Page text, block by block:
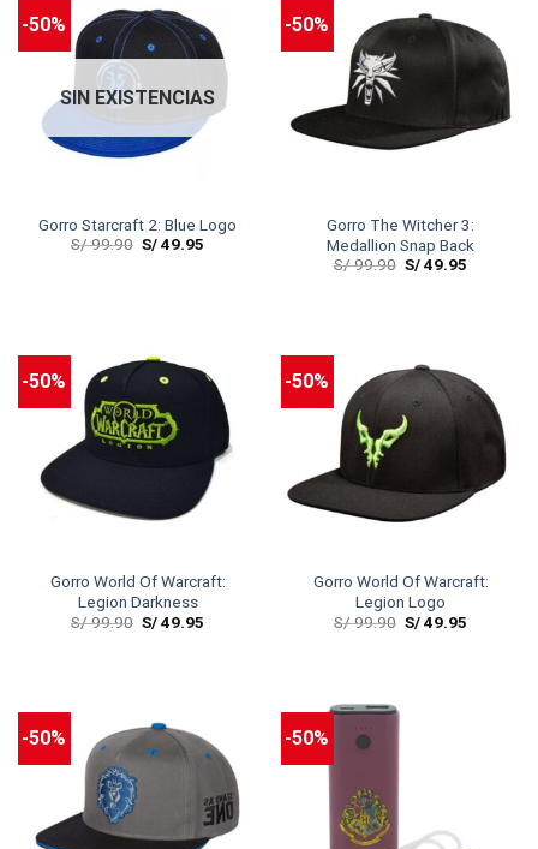
-50%
SIN EXISTENCIAS
Gorro Starcraft 2: Blue Logo
S/99.90 S/49.95
-50%
Gorro The Witcher 3:
Medallion Snap Back
S/99.90 S/49.95
-50%
Gorro World Of Warcraft:
Legion Darkness
S/99.90 S/49.95
-50%
Gorro World Of Warcraft:
Legion Logo
S/99.90 S/49.95
-50% -50%